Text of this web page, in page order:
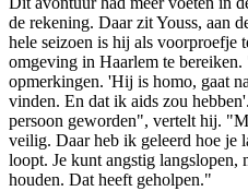
de rekening. Daar zit Youss, aan
hele seizoen is hij als voorproefje
omgeving in Haarlem te
opmerkingen. 'Hij is homo, gaat
vinden. En dat ik aids zou
persoon geworden", vertelt hij.
veilig. Daar heb ik geleerd hoe je
loopt. Je kunt angstig
houden. Dat heeft geholpen."